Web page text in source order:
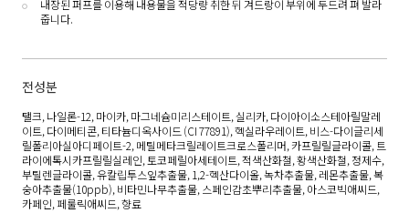
내장된 퍼프를 이용해 내용물을 적당량 취한 뒤 겨드랑이 부위에 두드려 펴 발라
줍니다.
전성분
탤크, 나일론-12, 마이카, 마그네슘미리스테이트, 실리카, 다이아이소스테아릴말레
이트, 다이메티콘, 티타늄디옥사이드 (CI 77891), 헥실라우레이트, 비스-다이글리세
릴폴리아실아디페이트-2, 메틸메타크릴레이트크로스폴리머, 카프릴릴글라이콜, 트
라이에톡시카프릴릴실레인, 토코페릴아세테이트, 적색산화철, 황색산화철, 정제수,
부틸렌글라이콜, 유칼립투스잎추출물, 1,2-헥산다이올, 녹차추출물, 레몬추출물, 복
숭아추출물(10ppb), 비타민나무추출물, 스페인감초뿌리추출물, 아스코빅애씨드,
카페인, 페룰릭애씨드, 향료